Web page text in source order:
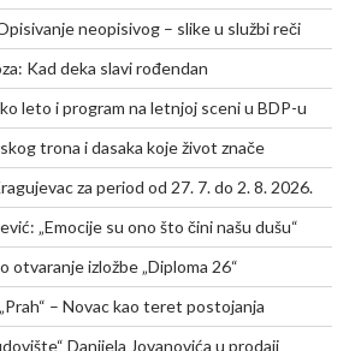
neopisivog – slike u službi reči
Kad deka slavi rođendan
leto i program na letnjoj sceni u BDP-u
trona i dasaka koje život znače
za period od 27. 7. do 2. 8. 2026.
„Emocije su ono što čini našu dušu“
otvaranje izložbe „Diploma 26“
– Novac kao teret postojanja
Danijela Jovanovića u prodaji